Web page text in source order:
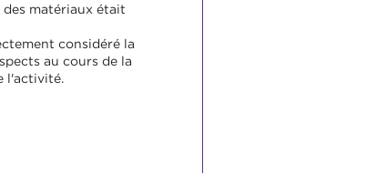
des matériaux était
considéré la
au cours de la
l'activité.